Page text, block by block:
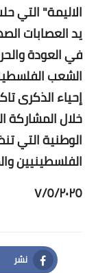
يد العصابات
في العودة
الشعب
إحياء الذكرى
خلال المشاركة
الوطنية التي
الفلسطينيين
٧/٥/٢٠٢٥
نشر